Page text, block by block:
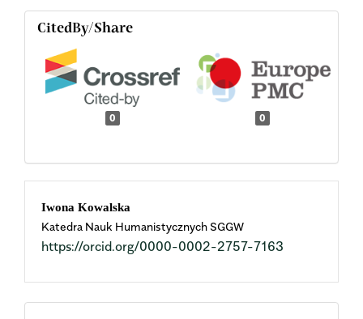
CitedBy/Share
0 0
Main
Article
Content
Iwona Kowalska
Katedra Nauk Humanistycznych SGGW
https://orcid.org/0000-0002-2757-7163